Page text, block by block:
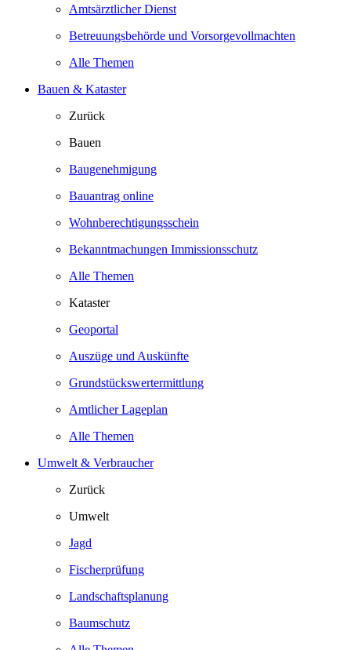
Amtsärztlicher Dienst
Betreuungsbehörde und Vorsorgevollmachten
Alle Themen
Bauen & Kataster
Zurück
Bauen
Baugenehmigung
Bauantrag online
Wohnberechtigungsschein
Bekanntmachungen Immissionsschutz
Alle Themen
Kataster
Geoportal
Auszüge und Auskünfte
Grundstückswertermittlung
Amtlicher Lageplan
Alle Themen
Umwelt & Verbraucher
Zurück
Umwelt
Jagd
Fischerprüfung
Landschaftsplanung
Baumschutz